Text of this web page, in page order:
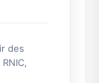
des